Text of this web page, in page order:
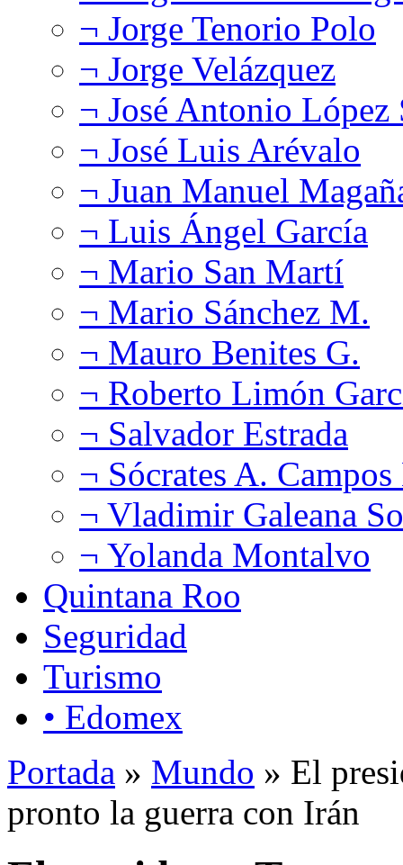
¬ Jorge Tenorio Polo
¬ Jorge Velázquez
¬ José Antonio López
¬ José Luis Arévalo
¬ Juan Manuel
¬ Luis Ángel García
¬ Mario San Martí
¬ Mario Sánchez M.
¬ Mauro Benites G.
¬ Roberto Limón
¬ Salvador Estrada
¬ Sócrates A.
¬ Vladimir Galeana
¬ Yolanda Montalvo
Quintana Roo
Seguridad
Turismo
• Edomex
Portada » Mundo » El
pronto la guerra con Irán